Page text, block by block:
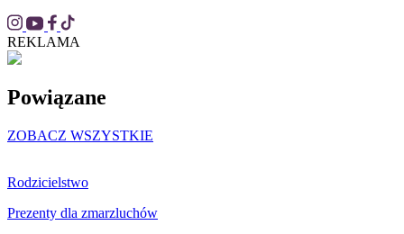
REKLAMA
Powiązane
ZOBACZ WSZYSTKIE
Rodzicielstwo
Prezenty dla zmarzluchów